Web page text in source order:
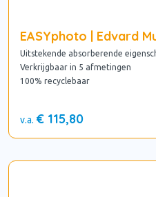
EASYphoto | Edvard
Uitstekende absorberende
Verkrijgbaar in 5 afmetingen
100% recyclebaar
v.a. € 115,80